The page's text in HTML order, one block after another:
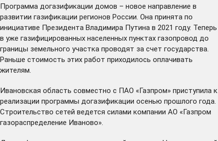
Программа догазификации домов – новое направление в
развитии газификации регионов России. Она принята по
инициативе Президента Владимира Путина в 2021 году. Теперь
в уже газифицированных населенных пунктах газопровод до
границы земельного участка проводят за счет государства.
Раньше стоимость этих работ приходилось оплачивать
жителям.
Ивановская область совместно с ПАО «Газпром» приступила к
реализации программы догазификации осенью прошлого года.
Строительство сетей ведется силами компании АО «Газпром
газораспределение Иваново».